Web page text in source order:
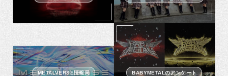
METALVERSE情報局 BABYMETALのアンケート